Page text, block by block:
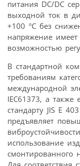
питания DC/DC
выходной ток в
+100 °C без
напряжение
возможностью
В стандартной
требованиям
международной
IEC61373, а также
стандарту JIS E
предъявляет
использование
смонтированного